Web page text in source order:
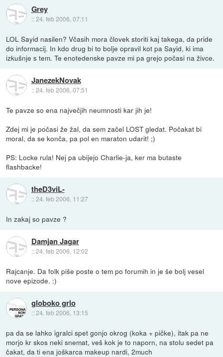
Grey
::24. feb 2006, 07:11
LOL Sayid nasilen? Včasih mora človek storiti kaj takega, da pride
do informacij. In kdo drug bi to bolje opravil kot pa Sayid, ki ima
izkušnje s tem. Te enotedenske pavze mi pa grejo počasi na živce.
JanezekNovak
::24. feb 2006, 07:51
Te pavze so ena največjih neumnosti kar jih je!
Zdej mi je počasi že žal, da sem začel LOST gledat. Počakat bi
moral, da se konča, pa pol en maraton udarit! ;)
PS: Locke rula! Nej pa ubijejo Charlie-ja, ker ma butaste
flashbacke!
theD3viL-
::24. feb 2006, 11:27
In zakaj so pavze ?
Damjan Jagar
::24. feb 2006, 12:02
Rajcanje. Da folk piše poste o tem po forumih in je še bolj vesel
nove epizode. :)
globoko grlo
::24. feb 2006, 13:15
pa da se lahko igralci spet gonjo okrog (koka + pičke), itak pa ne
morjo kr skos neki snemat, veš kok je to naporn, na stolu sedet pa
čakat, da ti ena joškarca makeup nardi, 2much